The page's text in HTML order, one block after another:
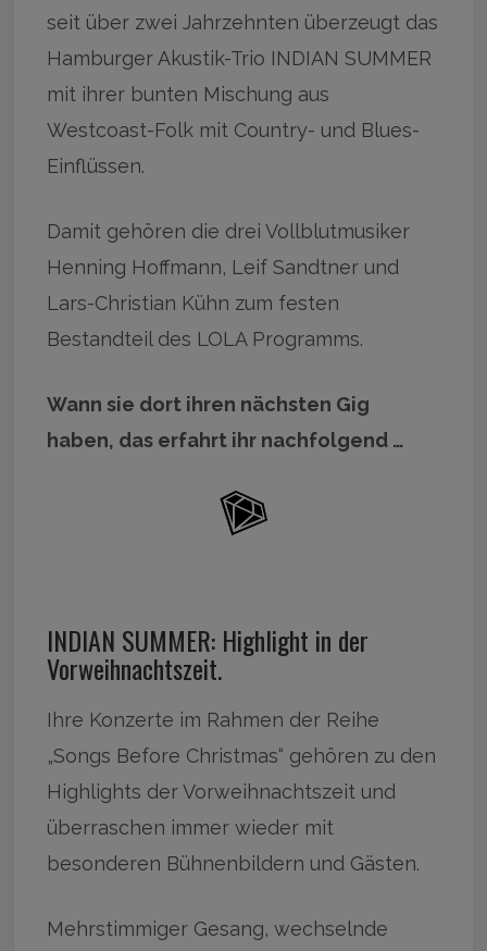
seit über zwei Jahrzehnten überzeugt das
Hamburger Akustik-Trio INDIAN SUMMER
mit ihrer bunten Mischung aus
Westcoast-Folk mit Country- und Blues-
Einflüssen.
Damit gehören die drei Vollblutmusiker
Henning Hoffmann, Leif Sandtner und
Lars-Christian Kühn zum festen
Bestandteil des LOLA Programms.
Wann sie dort ihren nächsten Gig
haben, das erfahrt ihr nachfolgend …
INDIAN SUMMER: Highlight in der
Vorweihnachtszeit.
Ihre Konzerte im Rahmen der Reihe
„Songs Before Christmas“ gehören zu den
Highlights der Vorweihnachtszeit und
überraschen immer wieder mit
besonderen Bühnenbildern und Gästen.
Mehrstimmiger Gesang, wechselnde